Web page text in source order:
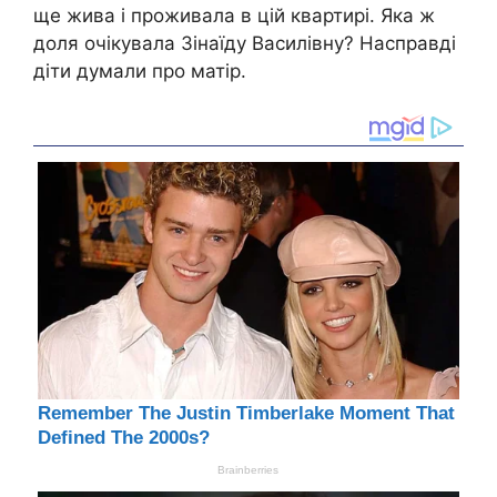
ще жива і проживала в цій квартирі. Яка ж
доля очікувала Зінаїду Василівну? Насправді
діти думали про матір.